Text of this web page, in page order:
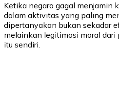
Ketika negara gagal menjamin
dalam aktivitas yang paling
dipertanyakan bukan sekadar
melainkan legitimasi moral
itu sendiri.